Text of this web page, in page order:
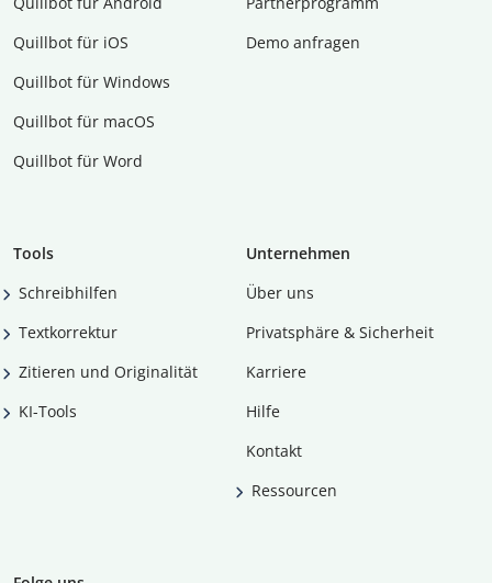
Quillbot für iOS
Quillbot für Windows
Quillbot für macOS
Quillbot für Word
Demo anfragen
Tools
Schreibhilfen
Textkorrektur
Zitieren und Originalität
KI-Tools
Unternehmen
Über uns
Privatsphäre & Sicherheit
Karriere
Hilfe
Kontakt
Ressourcen